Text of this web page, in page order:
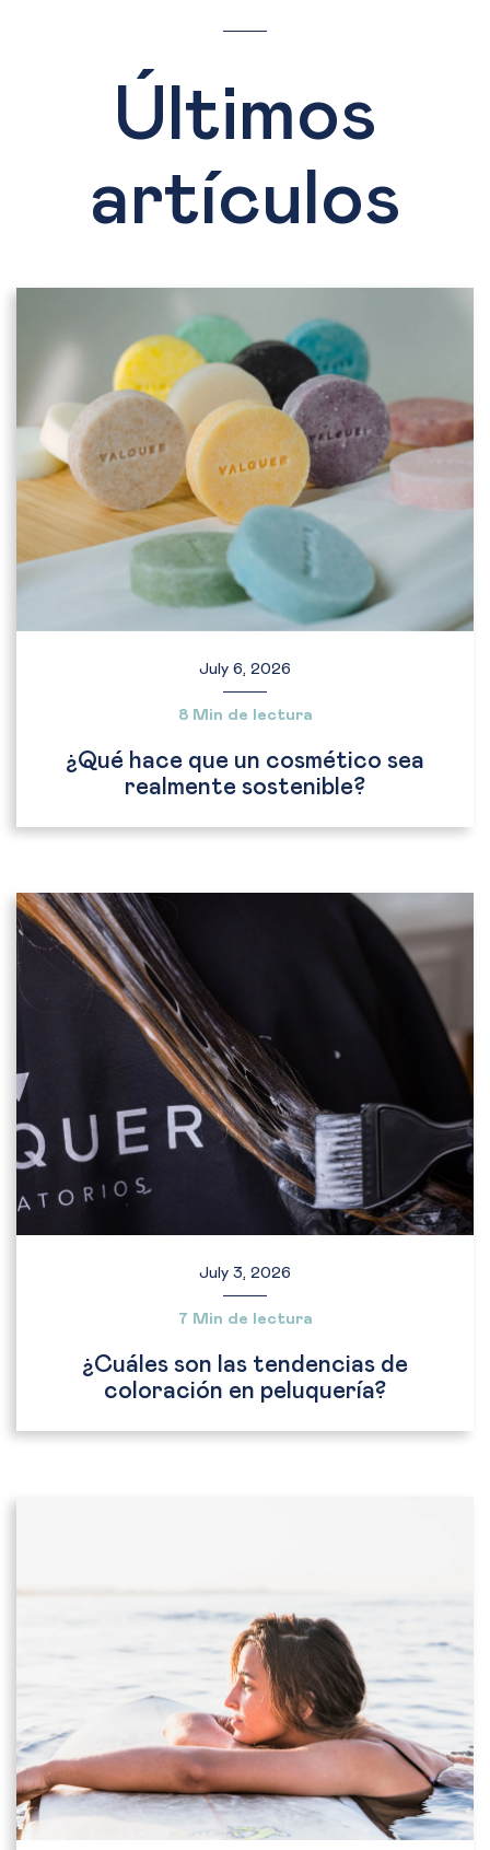
Últimos
artículos
July 6, 2026
8 Min de lectura
¿Qué hace que un cosmético sea
realmente sostenible?
July 3, 2026
7 Min de lectura
¿Cuáles son las tendencias de
coloración en peluquería?